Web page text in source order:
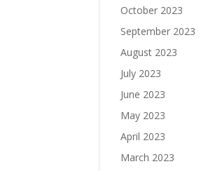
October 2023
September 2023
August 2023
July 2023
June 2023
May 2023
April 2023
March 2023